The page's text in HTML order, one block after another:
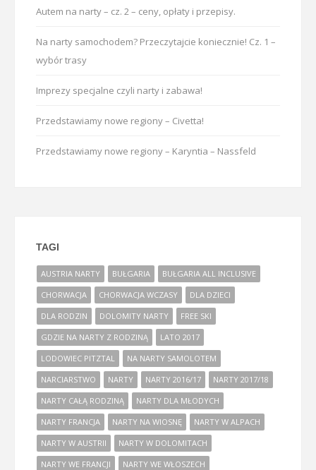
Autem na narty – cz. 2 – ceny, opłaty i przepisy.
Na narty samochodem? Przeczytajcie koniecznie! Cz. 1 –
wybór trasy
Imprezy specjalne czyli narty i zabawa!
Przedstawiamy nowe regiony – Civetta!
Przedstawiamy nowe regiony – Karyntia – Nassfeld
TAGI
AUSTRIA NARTY BUŁGARIA
BUŁGARIA ALL INCLUSIVE
CHORWACJA
CHORWACJA WCZASY
DLA DZIECI
DLA RODZIN
DOLOMITY NARTY
FREE SKI
GDZIE NA NARTY Z RODZINĄ
LATO 2017
LODOWIEC PITZTAL
NA NARTY SAMOLOTEM
NARCIARSTWO
NARTY NARTY 2016/17
NARTY 2017/18
NARTY CAŁĄ RODZINĄ
NARTY DLA MŁODYCH
NARTY FRANCJA
NARTY NA WIOSNĘ
NARTY W ALPACH
NARTY W AUSTRII
NARTY W DOLOMITACH
NARTY WE FRANCJI
NARTY WE WŁOSZECH